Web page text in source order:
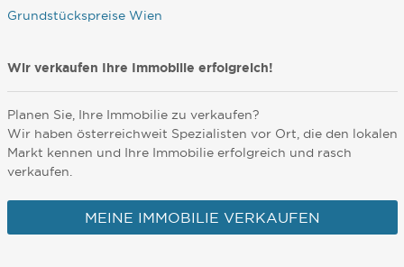
Grundstückspreise Wien
Wir verkaufen Ihre Immobilie erfolgreich!
Planen Sie, Ihre Immobilie zu verkaufen?
Wir haben österreichweit Spezialisten vor Ort, die den lokalen
Markt kennen und Ihre Immobilie erfolgreich und rasch
verkaufen.
MEINE IMMOBILIE VERKAUFEN